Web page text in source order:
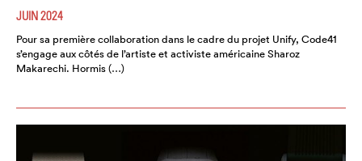
JUIN 2024
Pour sa première collaboration dans le cadre du projet Unify, Code41
s’engage aux côtés de l’artiste et activiste américaine Sharoz
Makarechi. Hormis (…)